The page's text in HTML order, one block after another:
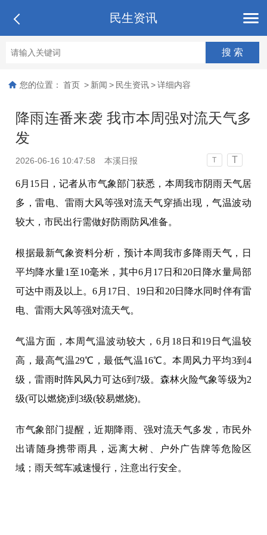
民生资讯
您的位置： 首页 > 新闻 > 民生资讯 > 详细内容
降雨连番来袭 我市本周强对流天气多
发
2026-06-16 10:47:58 本溪日报 T T
6月15日，记者从市气象部门获悉，本周我市阴雨天气居
多，雷电、雷雨大风等强对流天气穿插出现，气温波动
较大，市民出行需做好防雨防风准备。
根据最新气象资料分析，预计本周我市多降雨天气，日
平均降水量1至10毫米，其中6月17日和20日降水量局部
可达中雨及以上。6月17日、19日和20日降水同时伴有雷
电、雷雨大风等强对流天气。
气温方面，本周气温波动较大，6月18日和19日气温较
高，最高气温29℃，最低气温16℃。本周风力平均3到4
级，雷雨时阵风风力可达6到7级。森林火险气象等级为2
级(可以燃烧)到3级(较易燃烧)。
市气象部门提醒，近期降雨、强对流天气多发，市民外
出请随身携带雨具，远离大树、户外广告牌等危险区
域；雨天驾车减速慢行，注意出行安全。